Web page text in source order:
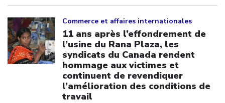
Commerce et affaires internationales
11 ans après l’effondrement de
l’usine du Rana Plaza, les
syndicats du Canada rendent
hommage aux victimes et
continuent de revendiquer
l’amélioration des conditions de
travail